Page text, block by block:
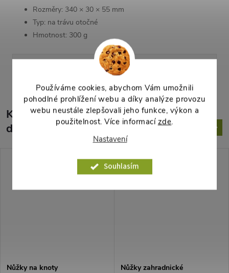
Používáme cookies, abychom Vám umožnili
pohodlné prohlížení webu a díky analýze provozu
webu neustále zlepšovali jeho funkce, výkon a
použitelnost. Více informací zde.
Nastavení
Souhlasím
Rozměry: 340 × 30 × 55 mm
Typ: na trávu otočné
Hmotnost: 300 g
K tomuto produktu
doporučujeme ještě dokoupit
Nůžky na knoty Nůžky zahradnické